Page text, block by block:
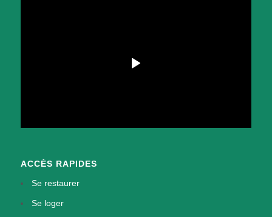
ACCÈS RAPIDES
Se restaurer
Se loger